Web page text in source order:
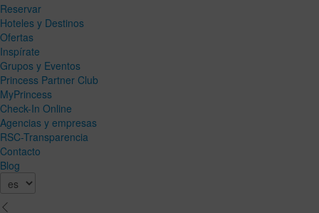
Reservar
Hoteles y Destinos
Ofertas
Inspírate
Grupos y Eventos
Princess Partner Club
MyPrincess
Check-In Online
Agencias y empresas
RSC-Transparencia
Contacto
Blog